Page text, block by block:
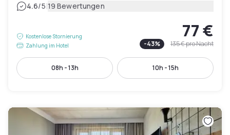
4.6/5|19 Bewertungen
Kostenlose Stornierung
Zahlung im Hotel
77 €
-43% 135 €pro Nacht
08h - 13h 10h - 15h